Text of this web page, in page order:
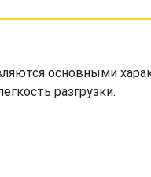
основными
разгрузки.